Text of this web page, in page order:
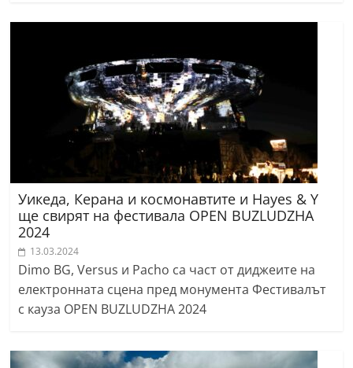
Уикеда, Керана и космонавтите и Hayes & Y
ще свирят на фестивала OPEN BUZLUDZHA
2024
13.03.2024
Dimo BG, Versus и Pacho са част от диджеите на
електронната сцена пред монумента Фестивалът
с кауза OPEN BUZLUDZHA 2024